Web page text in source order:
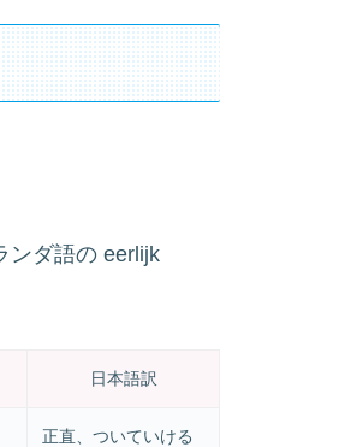
ンダ語の eerlijk
日本語訳
正直、ついていける